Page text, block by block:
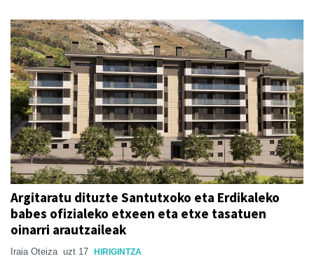
Argitaratu dituzte Santutxoko eta Erdikaleko
babes ofizialeko etxeen eta etxe tasatuen
oinarri arautzaileak
Iraia Oteiza uzt 17 HIRIGINTZA